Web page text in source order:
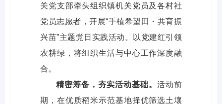
关党支部牵头组织镇机关党员及各村社
党员志愿者，开展“手植希望田・共育振
兴苗”主题党日实践活动。以党建红引领
农耕绿，将组织生活与中心工作深度融
合。​
精密筹备，夯实活动基础。 活动前
期，在优质稻米示范基地择优筛选土壤